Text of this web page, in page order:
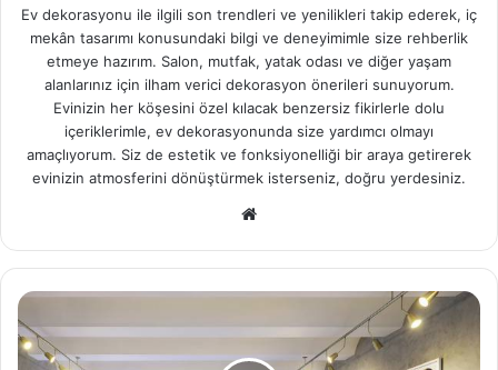
Ev dekorasyonu ile ilgili son trendleri ve yenilikleri takip ederek, iç
mekân tasarımı konusundaki bilgi ve deneyimimle size rehberlik
etmeye hazırım. Salon, mutfak, yatak odası ve diğer yaşam
alanlarınız için ilham verici dekorasyon önerileri sunuyorum.
Evinizin her köşesini özel kılacak benzersiz fikirlerle dolu
içeriklerimle, ev dekorasyonunda size yardımcı olmayı
amaçlıyorum. Siz de estetik ve fonksiyonelliği bir araya getirerek
evinizin atmosferini dönüştürmek isterseniz, doğru yerdesiniz.
sit
esi